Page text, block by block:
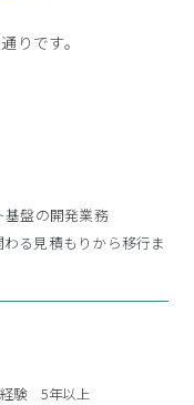
りです。
基盤の開発業務
る見積もりから移行ま
経験 5年以上